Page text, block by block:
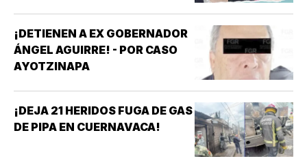
¡DETIENEN A EX GOBERNADOR
ÁNGEL AGUIRRE! - POR CASO
AYOTZINAPA
¡DEJA 21 HERIDOS FUGA DE GAS
DE PIPA EN CUERNAVACA!